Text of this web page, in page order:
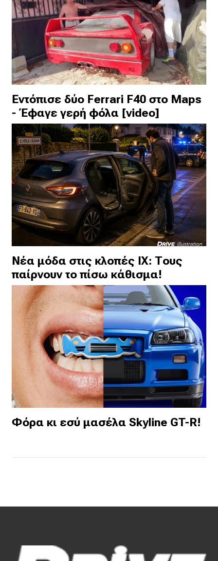
Εντόπισε δύο Ferrari F40 στο Maps
- Έφαγε γερή φόλα [video]
Νέα μόδα στις κλοπές ΙΧ: Τους
παίρνουν το πίσω κάθισμα!
Φόρα κι εσύ μασέλα Skyline GT-R!